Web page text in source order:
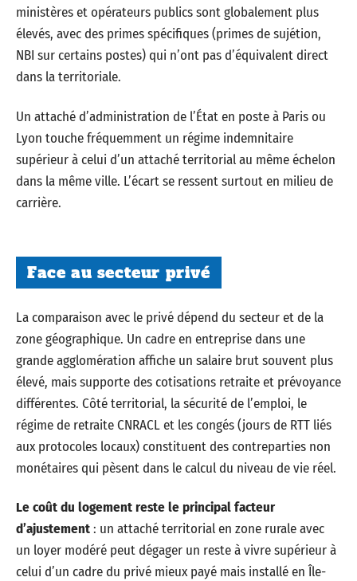
ministères et opérateurs publics sont globalement plus
élevés, avec des primes spécifiques (primes de sujétion,
NBI sur certains postes) qui n’ont pas d’équivalent direct
dans la territoriale.
Un attaché d’administration de l’État en poste à Paris ou
Lyon touche fréquemment un régime indemnitaire
supérieur à celui d’un attaché territorial au même échelon
dans la même ville. L’écart se ressent surtout en milieu de
carrière.
Face au secteur privé
La comparaison avec le privé dépend du secteur et de la
zone géographique. Un cadre en entreprise dans une
grande agglomération affiche un salaire brut souvent plus
élevé, mais supporte des cotisations retraite et prévoyance
différentes. Côté territorial, la sécurité de l’emploi, le
régime de retraite CNRACL et les congés (jours de RTT liés
aux protocoles locaux) constituent des contreparties non
monétaires qui pèsent dans le calcul du niveau de vie réel.
Le coût du logement reste le principal facteur
d’ajustement: un attaché territorial en zone rurale avec
un loyer modéré peut dégager un reste à vivre supérieur à
celui d’un cadre du privé mieux payé mais installé en Île-